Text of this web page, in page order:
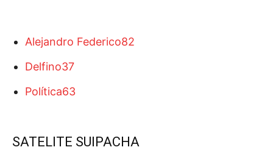
Alejandro Federico82
Delfino37
Política63
SATELITE SUIPACHA